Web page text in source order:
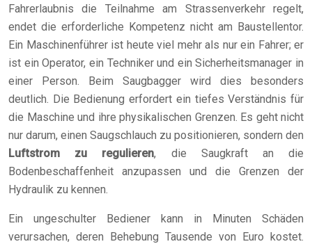
Fahrerlaubnis die Teilnahme am Strassenverkehr regelt,
endet die erforderliche Kompetenz nicht am Baustellentor.
Ein Maschinenführer ist heute viel mehr als nur ein Fahrer; er
ist ein Operator, ein Techniker und ein Sicherheitsmanager in
einer Person. Beim Saugbagger wird dies besonders
deutlich. Die Bedienung erfordert ein tiefes Verständnis für
die Maschine und ihre physikalischen Grenzen. Es geht nicht
nur darum, einen Saugschlauch zu positionieren, sondern den
Luftstrom zu regulieren, die Saugkraft an die
Bodenbeschaffenheit anzupassen und die Grenzen der
Hydraulik zu kennen.
Ein ungeschulter Bediener kann in Minuten Schäden
verursachen, deren Behebung Tausende von Euro kostet.